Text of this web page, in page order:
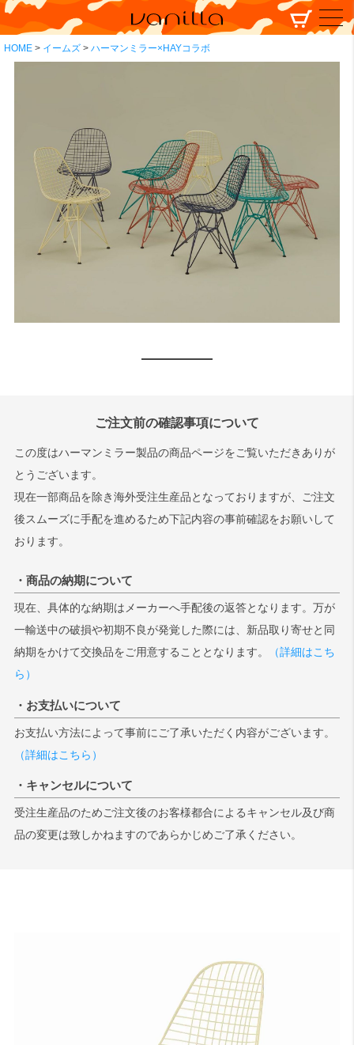
HOME イームズ ハーマンミラー×HAYコラボ
ご注文前の確認事項について
この度はハーマンミラー製品の商品ページをご覧いただきありが
とうございます。
現在一部商品を除き海外受注生産品となっておりますが、ご注文
後スムーズに手配を進めるため下記内容の事前確認をお願いして
おります。
・商品の納期について
現在、具体的な納期はメーカーへ手配後の返答となります。万が
一輸送中の破損や初期不良が発覚した際には、新品取り寄せと同
納期をかけて交換品をご用意することとなります。
（詳細はこち
ら）
・お支払いについて
お支払い方法によって事前にご了承いただく内容がございます。
（詳細はこちら）
・キャンセルについて
受注生産品のためご注文後のお客様都合によるキャンセル及び商
品の変更は致しかねますのであらかじめご了承ください。